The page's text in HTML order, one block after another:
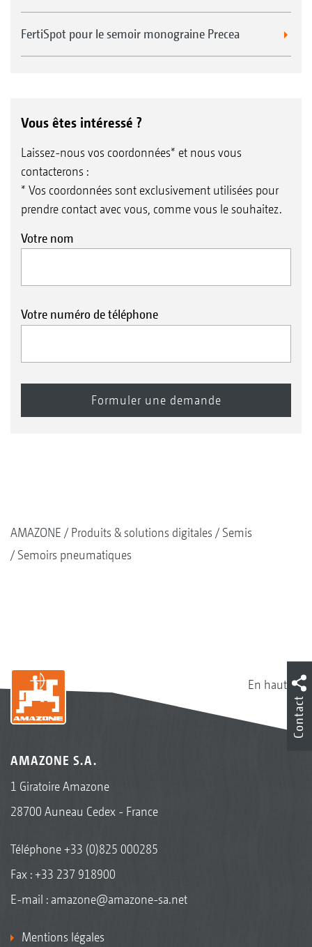
FertiSpot pour le semoir monograine Precea
Vous êtes intéressé ?
Laissez-nous vos coordonnées* et nous vous
contacterons :
* Vos coordonnées sont exclusivement utilisées pour
prendre contact avec vous, comme vous le souhaitez.
Votre nom
Votre numéro de téléphone
AMAZONE Produits & solutions digitales
Semis
Semoirs pneumatiques
En haut
AMAZONE S.A.
1 Giratoire Amazone
28700 Auneau Cedex - France
Téléphone+33 (0)825 000285
Fax : +33 237 918900
E-mail : amazone@amazone-sa.net
Mentions légales
Contact